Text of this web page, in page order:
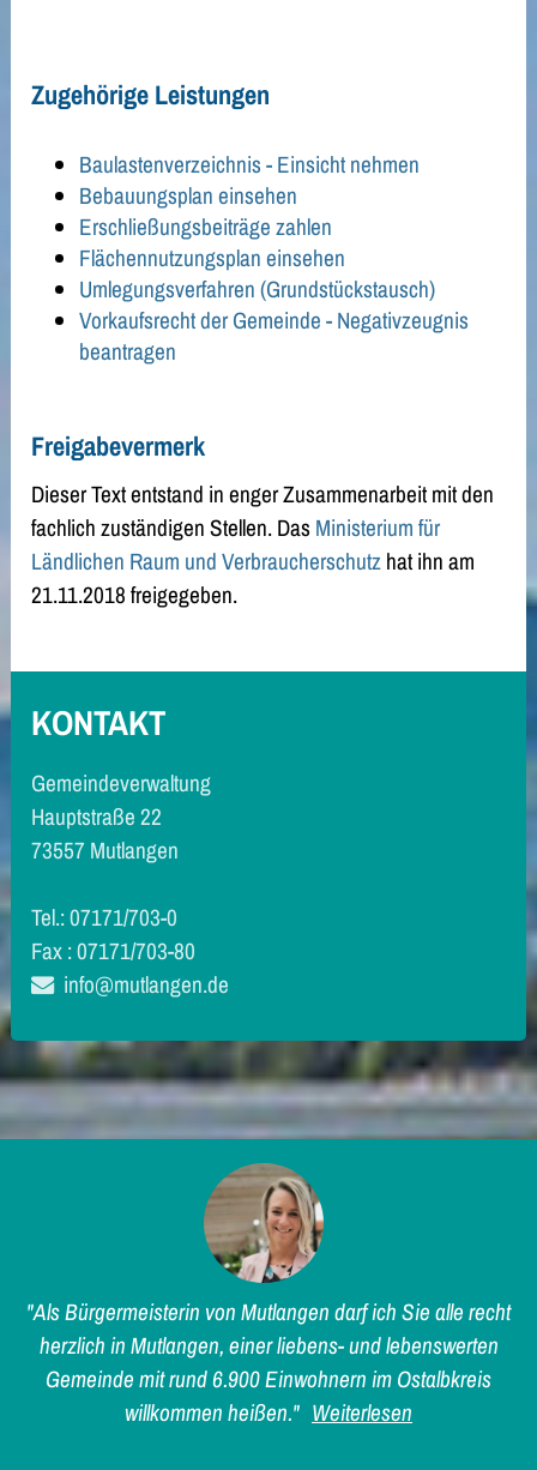
Zugehörige Leistungen
Baulastenverzeichnis - Einsicht nehmen
Bebauungsplan einsehen
Erschließungsbeiträge zahlen
Flächennutzungsplan einsehen
Umlegungsverfahren (Grundstückstausch)
Vorkaufsrecht der Gemeinde - Negativzeugnis
beantragen
Freigabevermerk
Dieser Text entstand in enger Zusammenarbeit mit den
fachlich zuständigen Stellen. Das Ministerium für
Ländlichen Raum und Verbraucherschutzhat ihn am
21.11.2018 freigegeben.
KONTAKT
Gemeindeverwaltung
Hauptstraße 22
73557 Mutlangen
Tel.: 07171/703-0
Fax : 07171/703-80
info@mutlangen.de
"Als Bürgermeisterin von Mutlangen darf ich Sie alle recht
herzlich in Mutlangen, einer liebens- und lebenswerten
Gemeinde mit rund 6.900 Einwohnern im Ostalbkreis
willkommen heißen." Weiterlesen